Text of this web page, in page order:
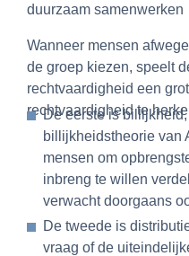
duurzaam samenwerken
Wanneer mensen
de groep kiezen, speelt
rechtvaardigheid een
rechtvaardigheid te
De eerste is
billijkheidstheorie van
mensen om
inbreng te willen
verwacht doorgaans
De tweede is
vraag of de